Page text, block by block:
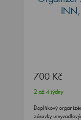
700 Kč
2 až 4 týdny
Doplňkový
zásuvky